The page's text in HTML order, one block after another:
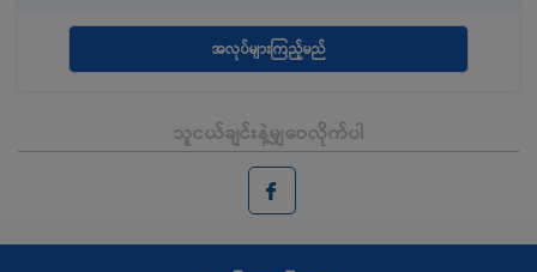
အလုပ်များကြည့်မည်
သူငယ်ချင်းနဲ့မျှဝေလိုက်ပါ